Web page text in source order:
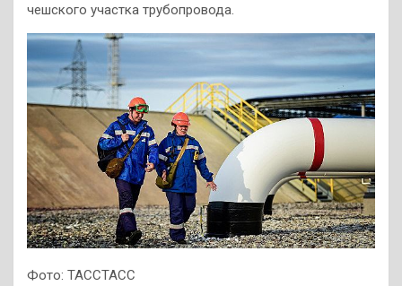
чешского участка трубопровода.
Фото: ТАССТАСС